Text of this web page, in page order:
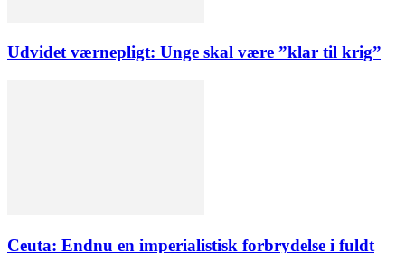
Udvidet værnepligt: Unge skal være ”klar til krig”
Ceuta: Endnu en imperialistisk forbrydelse i fuldt